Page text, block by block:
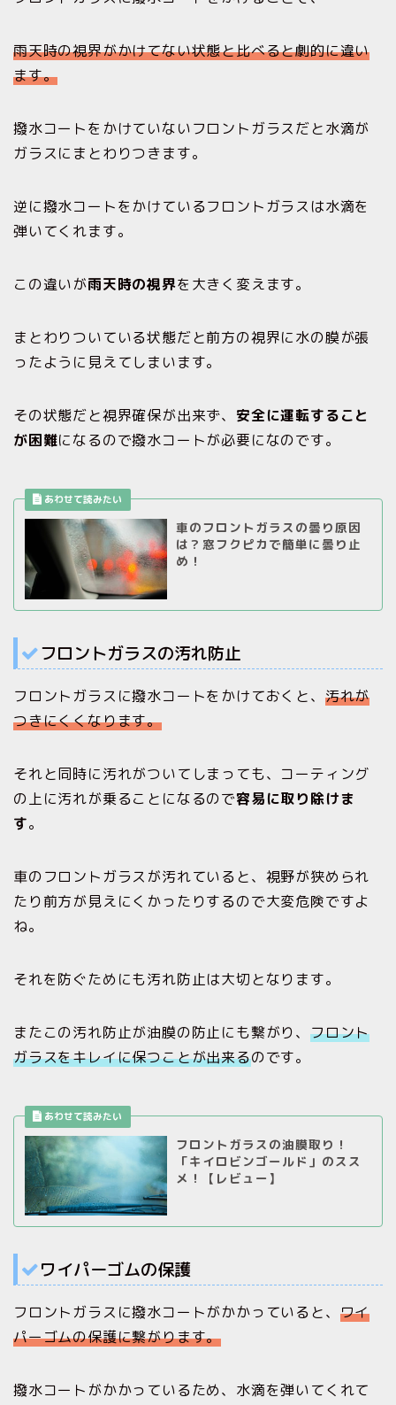
雨天時の視界がかけてない状態と比べると劇的に違い
ます。
撥水コートをかけていないフロントガラスだと水滴が
ガラスにまとわりつきます。
逆に撥水コートをかけているフロントガラスは水滴を
弾いてくれます。
この違いが雨天時の視界を大きく変えます。
まとわりついている状態だと前方の視界に水の膜が張
ったように見えてしまいます。
その状態だと視界確保が出来ず、 安全に運転すること
が困難になるので撥水コートが必要になのです。
車のフロントガラスの曇り原因
は？窓フクピカで簡単に曇り止
め！
フロントガラスの汚れ防止
フロントガラスに撥水コートをかけておくと、 汚れが
つきにくくなります。
それと同時に汚れがついてしまっても、コーティング
の上に汚れが乗ることになるので容易に取り除けま
す。
車のフロントガラスが汚れていると、視野が狭められ
たり前方が見えにくかったりするので大変危険ですよ
ね。
それを防ぐためにも汚れ防止は大切となります。
またこの汚れ防止が油膜の防止にも繋がり、 フロント
ガラスをキレイに保つことが出来るのです。
フロントガラスの油膜取り！
「キイロビンゴールド」のスス
メ！【レビュー】
ワイパーゴムの保護
フロントガラスに撥水コートがかかっていると、 ワイ
パーゴムの保護に繋がります。
撥水コートがかかっているため、水滴を弾いてくれて